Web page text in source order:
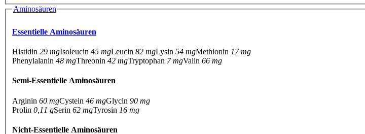
Aminosäuren
Essentielle Aminosäuren
Histidin 29 mgIsoleucin 45 mgLeucin 82 mgLysin 54 mgMethionin 17 mg
Phenylalanin 48 mgThreonin 42 mgTryptophan 7 mgValin 66 mg
Semi-Essentielle Aminosäuren
Arginin 60 mgCystein 46 mgGlycin 90 mg
Prolin 0,11 gSerin 62 mgTyrosin 16 mg
Nicht-Essentielle Aminosäuren